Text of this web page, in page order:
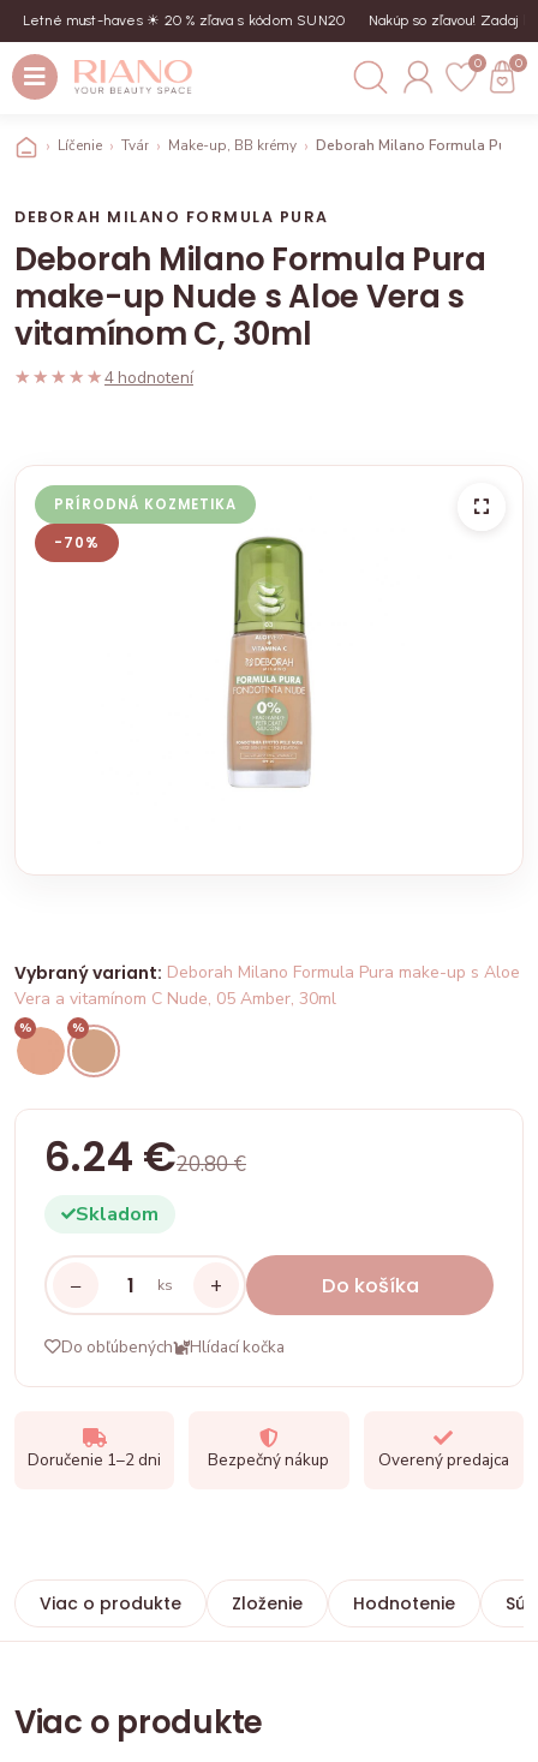
must-haves ☀︎ 20 % zľava s kódom SUN20 Nakúp so zľavou! Zadaj kód
0 0
Líčenie Tvár Make-up, BB krémy Deborah Milano Formula Pura
DEBORAH MILANO FORMULA PURA
Deborah Milano Formula Pura
make-up Nude s Aloe Vera s
vitamínom C, 30ml
★★★★★
★★★★★4 hodnotení
PRÍRODNÁ KOZMETIKA
-70%
Vybraný variant: Deborah Milano Formula Pura make-up s Aloe
Vera a vitamínom C Nude, 05 Amber, 30ml
% %
6.24 €20.80 €
Skladom
− ks + Do košíka
Do obľúbených Hlídací kočka
Doručenie 1–2 dni Bezpečný nákup Overený predajca
Viac o produkte Zloženie Hodnotenie
Viac o produkte